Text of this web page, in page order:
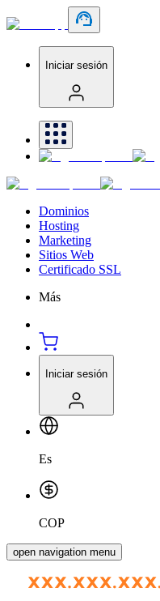
Iniciar sesión
Dominios
Hosting
Marketing
Sitios Web
Certificado SSL
Más
Iniciar sesión
Es
COP
open navigation menu